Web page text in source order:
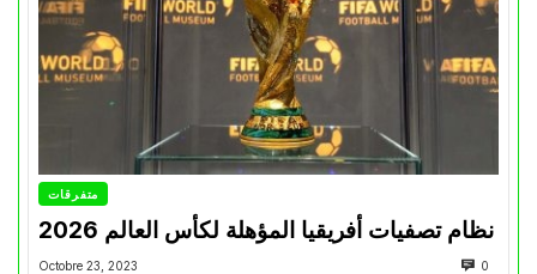
متفرقات
نظام تصفيات أفريقيا المؤهلة لكأس العالم 2026
Octobre 23, 2023 0